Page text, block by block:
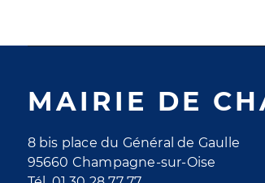
MAIRIE DE
8 bis place du Général de Gaulle
95660 Champagne-sur-Oise